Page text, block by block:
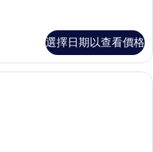
選擇日期以查看價格